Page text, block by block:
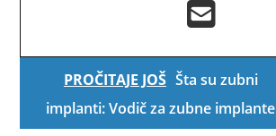
PROČITAJE JOŠ Šta su zubni
implanti: Vodič za zubne implante